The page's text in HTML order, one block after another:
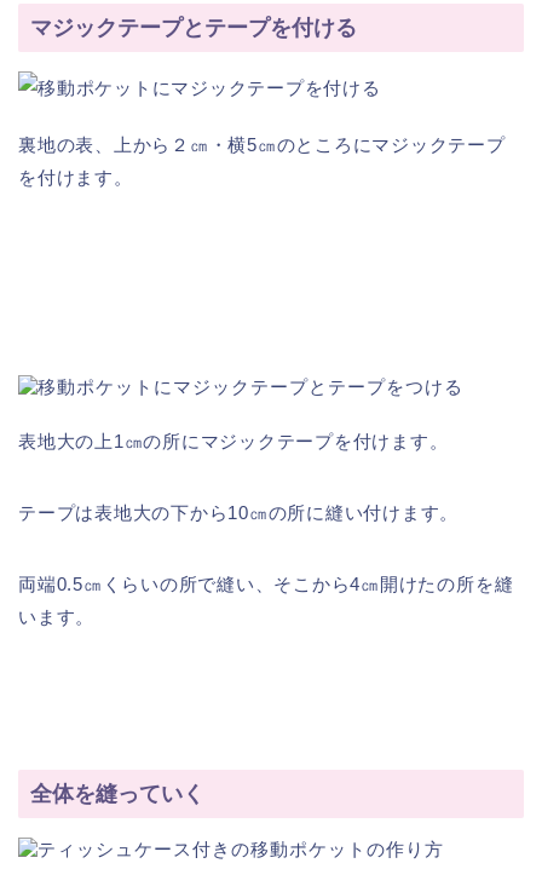
マジックテープとテープを付ける
裏地の表、上から２㎝・横5㎝のところにマジックテープ
を付けます。
表地大の上1㎝の所にマジックテープを付けます。
テープは表地大の下から10㎝の所に縫い付けます。
両端0.5㎝くらいの所で縫い、そこから4㎝開けたの所を縫
います。
全体を縫っていく